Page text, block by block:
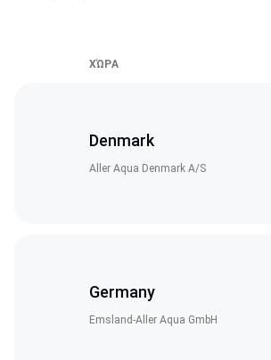
ΧΏΡΑ
Denmark
Aller Aqua Denmark A/S
Germany
Emsland-Aller Aqua GmbH